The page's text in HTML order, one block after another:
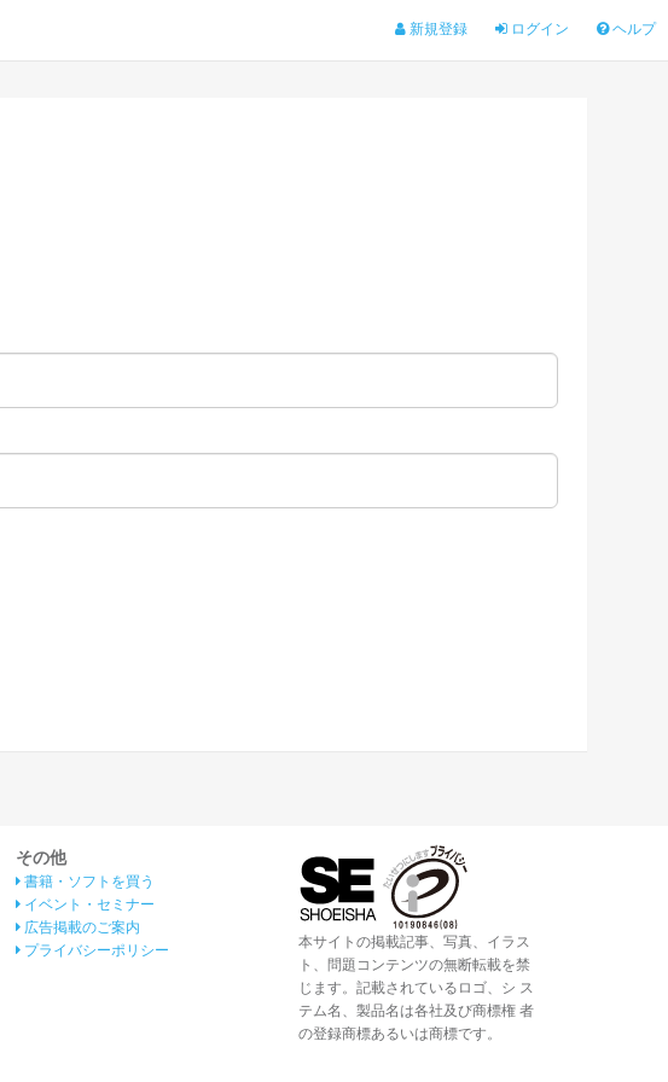
新規登録 ログイン ヘルプ
その他
書籍・ソフトを買う
イベント・セミナー
広告掲載のご案内
プライバシーポリシー
本サイトの掲載記事、写真、イラス
ト、問題コンテンツの無断転載を禁
じます。記載されているロゴ、シ ス
テム名、製品名は各社及び商標権 者
の登録商標あるいは商標です。